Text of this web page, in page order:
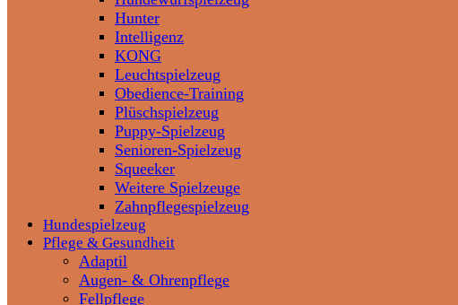
Hunter
Intelligenz
KONG
Leuchtspielzeug
Obedience-Training
Plüschspielzeug
Puppy-Spielzeug
Senioren-Spielzeug
Squeeker
Weitere Spielzeuge
Zahnpflegespielzeug
Hundespielzeug
Pflege & Gesundheit
Adaptil
Augen- & Ohrenpflege
Fellpflege